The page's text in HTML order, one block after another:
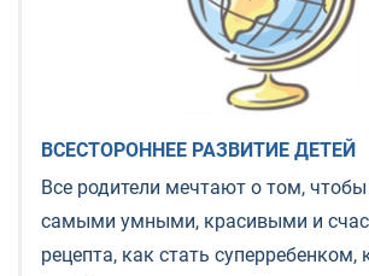
ВСЕСТОРОННЕЕ РАЗВИТИЕ ДЕТЕЙ
Все родители мечтают о том,
самыми умными, красивыми и
рецепта, как стать суперребенком,